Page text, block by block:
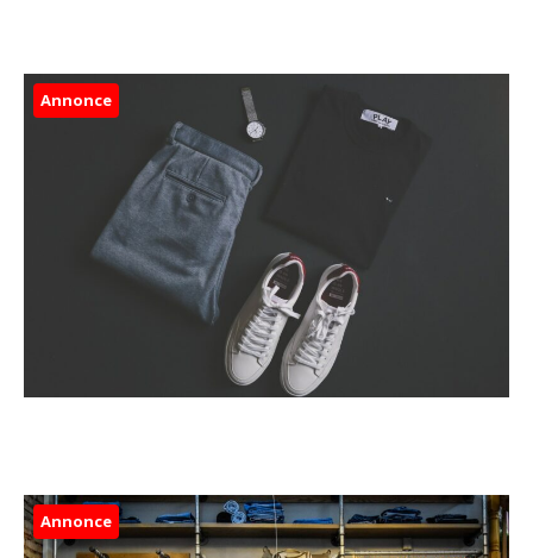
Annonce
Annonce